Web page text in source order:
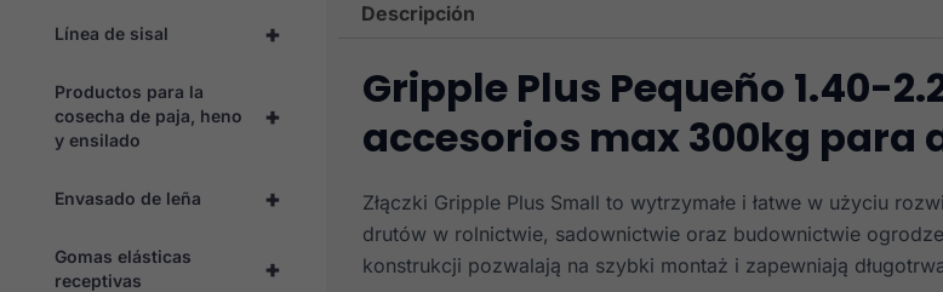
+
Línea de sisal
+
Productos para la
cosecha de paja, heno
y ensilado
+
Envasado de leña
+
Gomas elásticas
receptivas
Descripción
Gripple Plus Pequeño 1.40-
accesorios max 300kg para
Złączki Gripple Plus Small to wytrzymałe i łatwe w użyciu
drutów w rolnictwie, sadownictwie oraz budownictwie
konstrukcji pozwalają na szybki montaż i zapewniają